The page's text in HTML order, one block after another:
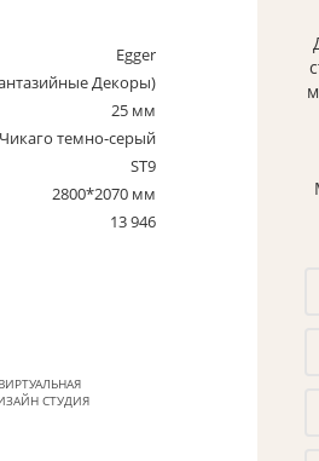
Egger
Декоры)
25 мм
темно-серый
ST9
2800*2070 мм
13 946
ВИРТУАЛЬНАЯ
СТУДИЯ